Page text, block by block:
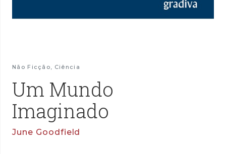
Não Ficção Ciência
Um Mundo
Imaginado
June Goodfield